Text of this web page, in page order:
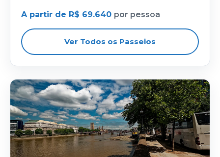
A partir de R$ 69.640 por pessoa
Ver Todos os Passeios